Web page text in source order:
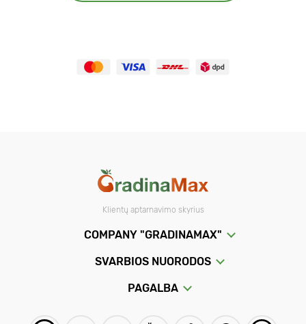
Klientų aptarnavimo skyrius
COMPANY "GRADINAMAX"
SVARBIOS NUORODOS
PAGALBA